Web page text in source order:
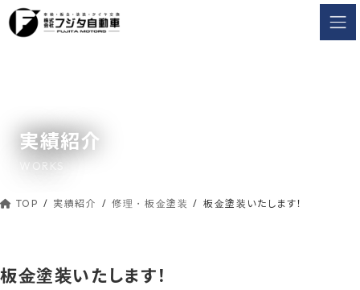
コ
ン
ナ
ビ
実績紹介
WORKS
TOP 実績紹介 修理・板金塗装 板金塗装いたします！
板金塗装いたします！